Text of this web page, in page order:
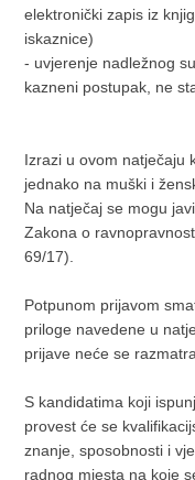
elektronički zapis iz
iskaznice)
- uvjerenje nadležnog
kazneni postupak, ne
Izrazi u ovom natječaju
jednako na muški i
Na natječaj se mogu
Zakona o
69/17).
Potpunom prijavom
priloge navedene u
prijave neće se
S kandidatima koji
provest će se
znanje, sposobnosti i
radnog mjesta na koje